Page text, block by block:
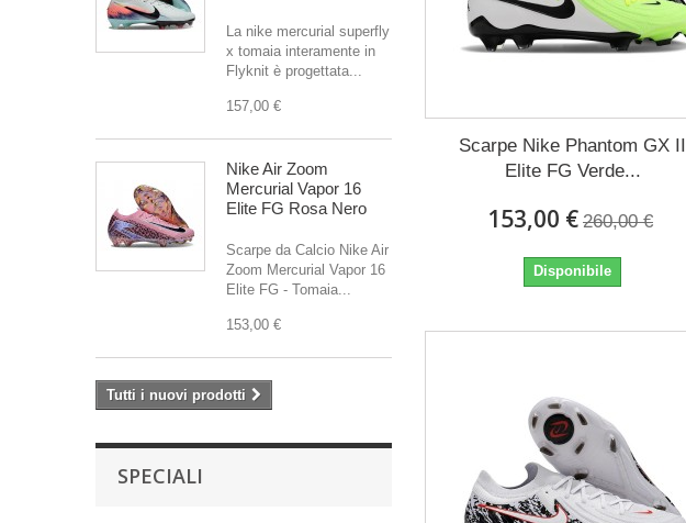
La nike mercurial superfly
x tomaia interamente in
Flyknit è progettata...
157,00 €
Nike Air Zoom
Mercurial Vapor 16
Elite FG Rosa Nero
Scarpe da Calcio Nike Air
Zoom Mercurial Vapor 16
Elite FG - Tomaia...
153,00 €
Tutti i nuovi prodotti
SPECIALI
Scarpe Nike Phantom GX II
Elite FG Verde...
153,00 € 260,00 €
Disponibile